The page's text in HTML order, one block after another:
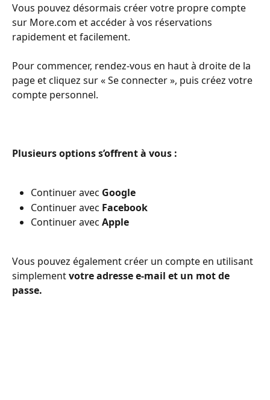
Vous pouvez désormais créer votre propre compte
sur More.com et accéder à vos réservations
rapidement et facilement.
Pour commencer, rendez-vous en haut à droite de la
page et cliquez sur « Se connecter », puis créez votre
compte personnel.
Plusieurs options s’offrent à vous :
Continuer avec Google
Continuer avec Facebook
Continuer avec Apple
Vous pouvez également créer un compte en utilisant
simplement votre adresse e-mail et un mot de
passe.